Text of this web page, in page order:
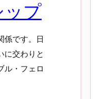
ップ
係です。日
に交わりと
ル・フェロ